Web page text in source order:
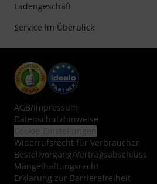
Ladengeschäft
Service im Überblick
AGB/Impressum
Datenschutzhinweise
Widerrufsrecht für Verbraucher
Bestellvorgang/Vertragsabschluss
Mängelhaftungsrecht
Erklärung zur Barrierefreiheit